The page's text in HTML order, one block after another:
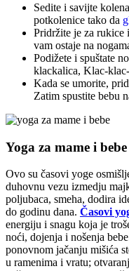
Sedite i savijte
potkolenice tako da
Pridržite je za rukice
vam ostaje na
Podižete i spuštate
klackalica, Klac-
Kada se umorite,
Zatim spustite bebu
Yoga za mame i bebe
Ovo su časovi yoge
duhovnu vezu izmedju
poljubaca, smeha, dodira
do godinu dana. Časovi
energiju i snagu koja je
noći, dojenja i nošenja
ponovnom jačanju mišića
u ramenima i vratu;